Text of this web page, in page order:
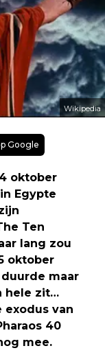
Wikipedia
Google
oktober
Egypte
Ten
lang zou
oktober
maar
hele zit…
exodus van
40
mee.